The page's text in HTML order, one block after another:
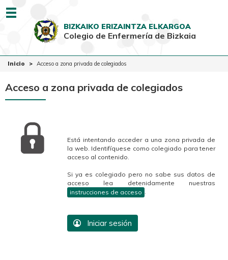
EUSK CAST
Ventanilla Única
BIZKAIKO ERIZAINTZA ELKARGOA
Colegio de Enfermería de Bizkaia
Inicio Acceso a zona privada de colegiados
Acceso a zona privada de colegiados
Está intentando acceder a una zona privada de
la web. Identifíquese como colegiado para tener
acceso al contenido.
Si ya es colegiado pero no sabe sus datos de
acceso lea detenidamente nuestras
instrucciones de acceso .
Iniciar sesión